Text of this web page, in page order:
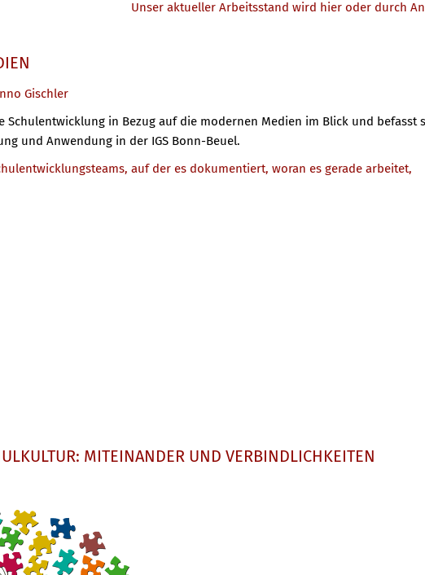
Unser aktueller Arbeitsstand wird hier oder durch
Gischler
Schulentwicklung in Bezug auf die modernen Medien im Blick und befasst
und Anwendung in der IGS Bonn-Beuel.
auf der es dokumentiert, woran es gerade arbeitet,
MITEINANDER UND VERBINDLICHKEITEN